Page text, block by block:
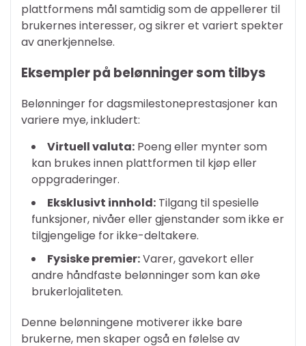
plattformens mål samtidig som de appellerer til
brukernes interesser, og sikrer et variert spekter
av anerkjennelse.
Eksempler på belønninger som tilbys
Belønninger for dagsmilestoneprestasjoner kan
variere mye, inkludert:
Virtuell valuta: Poeng eller mynter som
kan brukes innen plattformen til kjøp eller
oppgraderinger.
Eksklusivt innhold: Tilgang til spesielle
funksjoner, nivåer eller gjenstander som ikke er
tilgjengelige for ikke-deltakere.
Fysiske premier:Varer, gavekort eller
andre håndfaste belønninger som kan øke
brukerlojaliteten.
Denne belønningene motiverer ikke bare
brukerne, men skaper også en følelse av